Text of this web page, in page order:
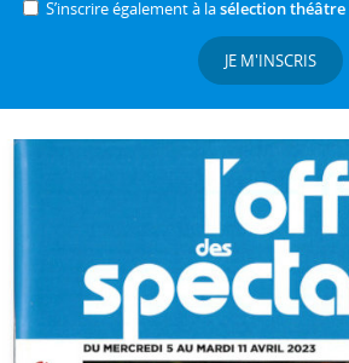
S’inscrire également à lasélection théâtre
JE M'INSCRIS